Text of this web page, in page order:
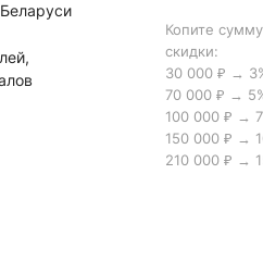
Копите
скидки:
30 000 ₽ →
70 000 ₽ →
100 000 ₽ →
150 000 ₽ →
210 000 ₽ →